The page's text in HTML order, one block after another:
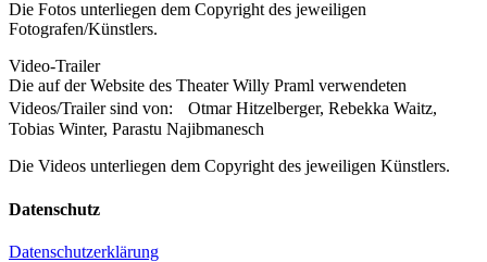
Die Fotos unterliegen dem Copyright des jeweiligen
Fotografen/Künstlers.
Video-Trailer
Die auf der Website des Theater Willy Praml verwendeten
Videos/Trailer sind von: Otmar Hitzelberger, Rebekka Waitz,
Tobias Winter, Parastu Najibmanesch
Die Videos unterliegen dem Copyright des jeweiligen Künstlers.
Datenschutz
Datenschutzerklärung